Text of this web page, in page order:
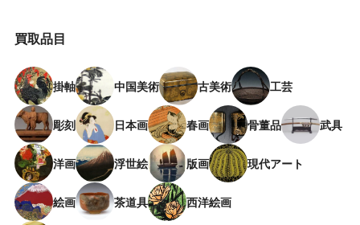
買取品目
掛軸 中国美術 古美術 工芸
彫刻 日本画 春画 骨董品 武具
洋画 浮世絵 版画 現代アート
絵画 茶道具 西洋絵画